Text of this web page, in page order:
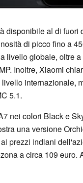
disponibile al di fuori
di picco fino a
livello globale, oltre
Inoltre, Xiaomi
internazionale,
5.1.
nei colori Black e
una versione
prezzi indiani
a circa 109 euro.